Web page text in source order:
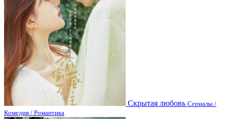
Скрытая любовь Сериалы /
Комедия / Романтика